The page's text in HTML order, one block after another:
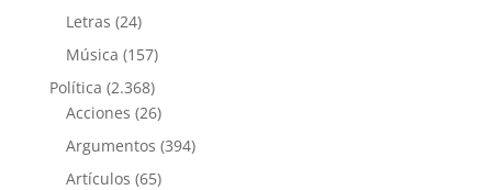
Letras (24)
Música (157)
Política (2.368)
Acciones (26)
Argumentos (394)
Artículos (65)